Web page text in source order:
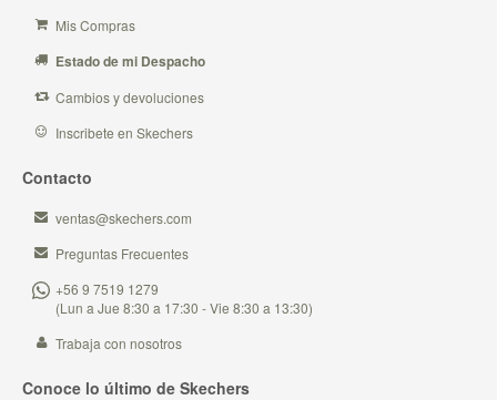
Mis Compras
Estado de mi Despacho
Cambios y devoluciones
Inscribete en Skechers
Contacto
ventas@skechers.com
Preguntas Frecuentes
+56 9 7519 1279
(Lun a Jue 8:30 a 17:30 - Vie 8:30 a 13:30)
Trabaja con nosotros
Conoce lo último de Skechers